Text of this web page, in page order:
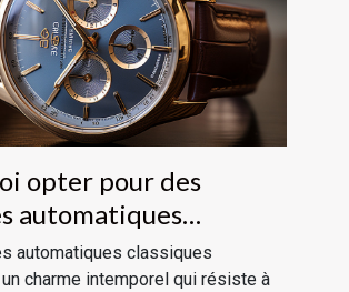
opter pour des
automatiques
?
automatiques classiques
charme intemporel qui résiste à